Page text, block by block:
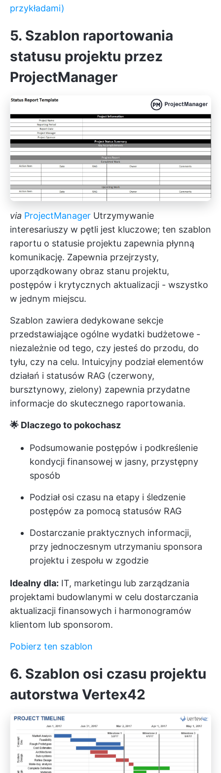
przykładami)
5. Szablon raportowania
statusu projektu przez
ProjectManager
via ProjectManager Utrzymywanie
interesariuszy w pętli jest kluczowe; ten szablon
raportu o statusie projektu zapewnia płynną
komunikację. Zapewnia przejrzysty,
uporządkowany obraz stanu projektu,
postępów i krytycznych aktualizacji - wszystko
w jednym miejscu.
Szablon zawiera dedykowane sekcje
przedstawiające ogólne wydatki budżetowe -
niezależnie od tego, czy jesteś do przodu, do
tyłu, czy na celu. Intuicyjny podział elementów
działań i statusów RAG (czerwony,
bursztynowy, zielony) zapewnia przydatne
informacje do skutecznego raportowania.
🌟 Dlaczego to pokochasz
Podsumowanie postępów i podkreślenie
kondycji finansowej w jasny, przystępny
sposób
Podział osi czasu na etapy i śledzenie
postępów za pomocą statusów RAG
Dostarczanie praktycznych informacji,
przy jednoczesnym utrzymaniu sponsora
projektu i zespołu w zgodzie
Idealny dla: IT, marketingu lub zarządzania
projektami budowlanymi w celu dostarczania
aktualizacji finansowych i harmonogramów
klientom lub sponsorom.
Pobierz ten szablon
6. Szablon osi czasu projektu
autorstwa Vertex42